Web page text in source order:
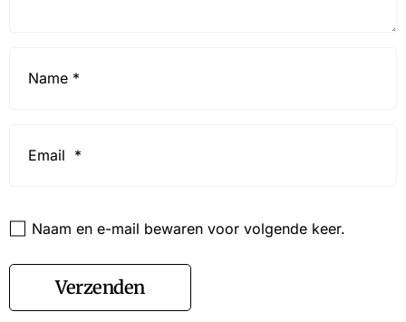
Naam en e-mail bewaren voor volgende keer.
Verzenden